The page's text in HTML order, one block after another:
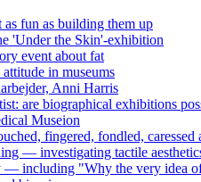
fun as building them up
'Under the Skin'-exhibition
event about fat
in museums
Anni Harris
are biographical exhibitions
Museion
fingered, fondled,
— investigating tactile
including "Why the very idea